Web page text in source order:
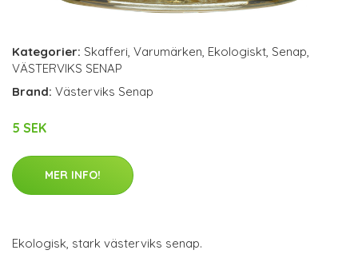
Kategorier: Skafferi, Varumärken, Ekologiskt, Senap,
VÄSTERVIKS SENAP
Brand: Västerviks Senap
5 SEK
MER INFO!
Ekologisk, stark västerviks senap.